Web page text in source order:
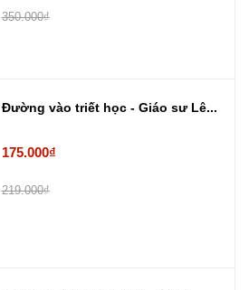
350.000₫
Đường vào triết học - Giáo sư Lê...
175.000₫
219.000₫